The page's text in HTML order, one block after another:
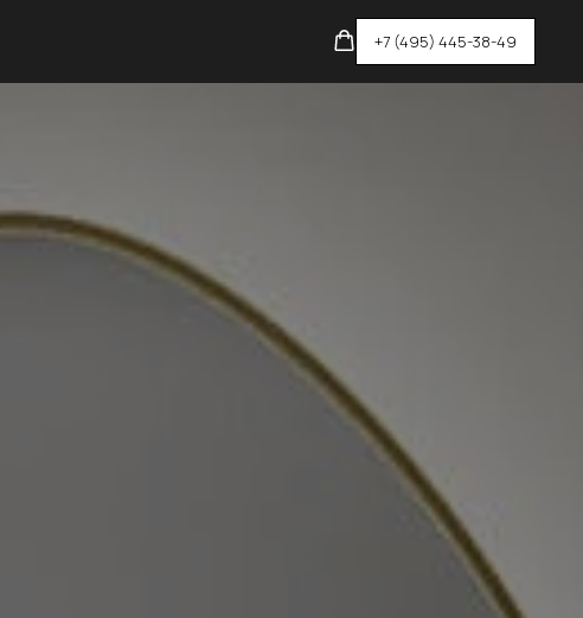
+7 (495) 445-38-49